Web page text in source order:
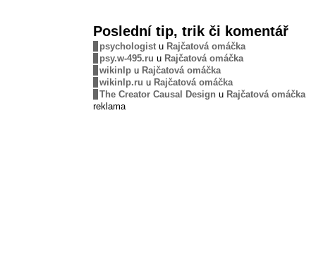
Poslední tip, trik či komentář
psychologist u Rajčatová omáčka
psy.w-495.ru u Rajčatová omáčka
wikinlp u Rajčatová omáčka
wikinlp.ru u Rajčatová omáčka
The Creator Causal Design u Rajčatová omáčka
reklama